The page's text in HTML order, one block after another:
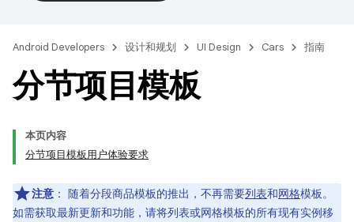
Android Developers 设计和规划 UI Design Cars 指南
分节项目模板
本页内容
分节项目模板用户体验要求
注意 ： 随着分段商品模板的推出，不再需要列表和网格模板。
如需获取最新更新和功能，请将列表或网格模板的所有现有实例移